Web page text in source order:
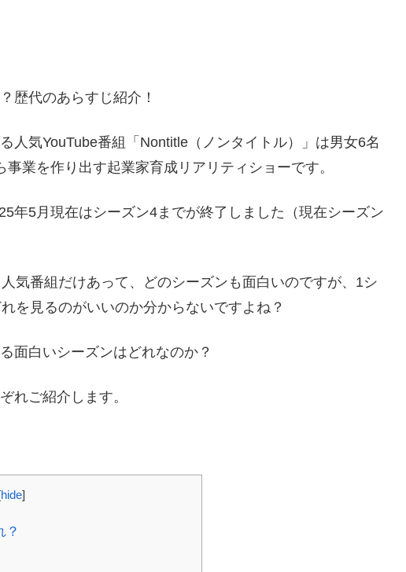
歴代のあらすじ紹介！
人気YouTube番組「Nontitle（ノンタイトル）」は男女6名
業を作り出す起業家育成リアリティショーです。
年5月現在はシーズン4までが終了しました（現在シーズン
気番組だけあって、どのシーズンも面白いのですが、1シ
を見るのがいいのか分からないですよね？
面白いシーズンはどれなのか？
れご紹介します。
hide]
？